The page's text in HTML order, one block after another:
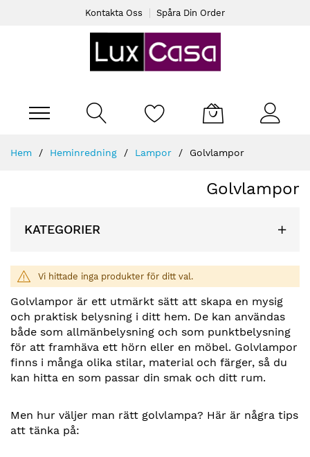
Kontakta Oss Spåra Din Order
Hem Heminredning Lampor Golvlampor
Golvlampor
Vi hittade inga produkter för ditt val.
Golvlampor är ett utmärkt sätt att skapa en mysig
och praktisk belysning i ditt hem. De kan användas
både som allmänbelysning och som punktbelysning
för att framhäva ett hörn eller en möbel. Golvlampor
finns i många olika stilar, material och färger, så du
kan hitta en som passar din smak och ditt rum.
Men hur väljer man rätt golvlampa? Här är några tips
att tänka på:
KATEGORIER